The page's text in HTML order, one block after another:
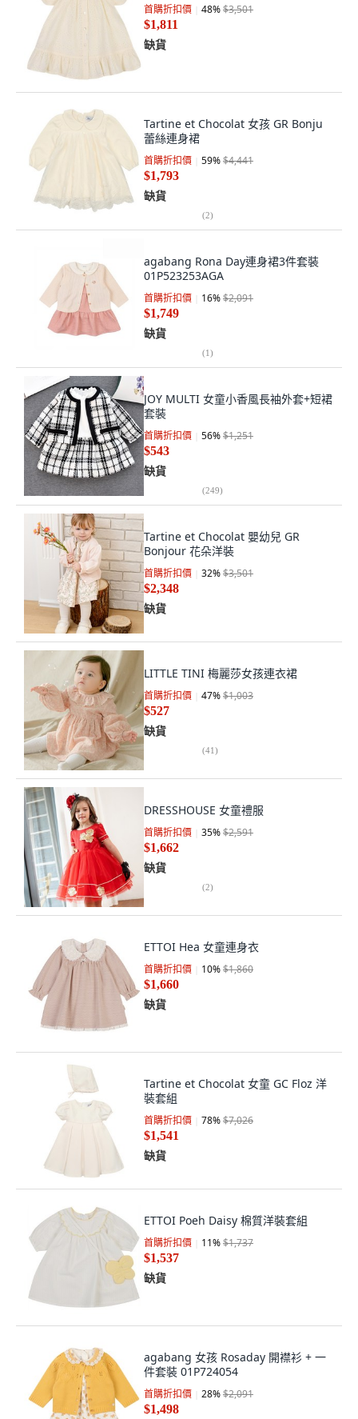
首購折扣價 48%$3,501
$1,811
缺貨
Tartine et Chocolat 女孩 GR Bonju
蕾絲連身裙
首購折扣價 59%$4,441
$1,793
缺貨
(2)
agabang Rona Day連身裙3件套裝
01P523253AGA
首購折扣價 16%$2,091
$1,749
缺貨
(1)
JOY MULTI 女童小香風長袖外套+短裙
套裝
首購折扣價 56%$1,251
$543
缺貨
(249)
Tartine et Chocolat 嬰幼兒 GR
Bonjour 花朵洋裝
首購折扣價 32%$3,501
$2,348
缺貨
LITTLE TINI 梅麗莎女孩連衣裙
首購折扣價 47%$1,003
$527
缺貨
(41)
DRESSHOUSE 女童禮服
首購折扣價 35%$2,591
$1,662
缺貨
(2)
ETTOI Hea 女童連身衣
首購折扣價 10%$1,860
$1,660
缺貨
Tartine et Chocolat 女童 GC Floz 洋
裝套組
首購折扣價 78%$7,026
$1,541
缺貨
ETTOI Poeh Daisy 棉質洋裝套組
首購折扣價 11%$1,737
$1,537
缺貨
agabang 女孩 Rosaday 開襟衫 + 一
件套裝 01P724054
首購折扣價 28%$2,091
$1,498